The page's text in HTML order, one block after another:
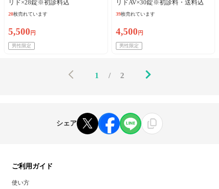
リド×28錠※初診料込
20枚売れています
5,500 円
男性限定
リドAV×30錠※初診料・送料込
39枚売れています
4,500 円
男性限定
1 / 2
シェア
ご利用ガイド
使い方